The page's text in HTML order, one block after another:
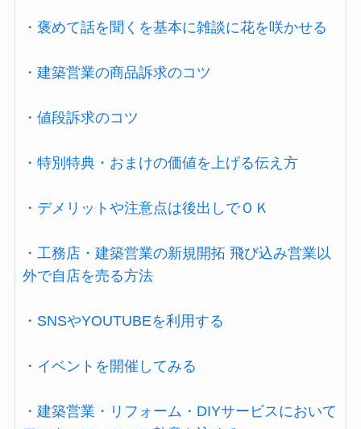
・褒めて話を聞くを基本に雑談に花を咲かせる
・建築営業の商品訴求のコツ
・値段訴求のコツ
・特別特典・おまけの価値を上げる伝え方
・デメリットや注意点は後出しでＯＫ
・工務店・建築営業の新規開拓 飛び込み営業以
外で自店を売る方法
・SNSやYOUTUBEを利用する
・イベントを開催してみる
・建築営業・リフォーム・DIYサービスにおいて